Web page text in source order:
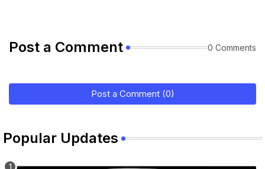
Post a Comment 0 Comments
Post a Comment (0)
Popular Updates